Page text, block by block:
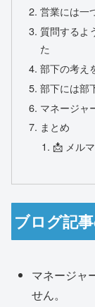
営業には一
質問するよ
た
部下の考え
部下には部
マネージャ
まとめ
📩 メル
ブログ記
マネージャ
せん。